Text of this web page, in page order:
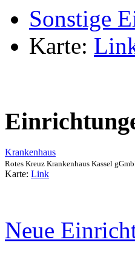
Sonstige
Karte:
Krankenhaus
Rotes Kreuz Krankenhaus Kassel
Karte: Link
Neue